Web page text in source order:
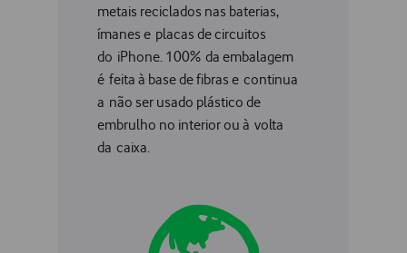
metais reciclados nas baterias,
ímanes e placas de circuitos
do iPhone. 100% da embalagem
é feita à base de fibras e continua
a não ser usado plástico de
embrulho no interior ou à volta
da caixa.